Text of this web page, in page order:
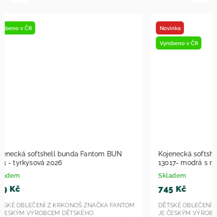
Novinka
Kojenecká softshell bunda Fantom BUN
13017- modrá s reflexním potiskem -
Skladem
745 Kč
DĚTSKÉ OBLEČENÍ Z KRKONOŠ ZNAČKA FANTOM
JE ČESKÝM VÝROBCEM DĚTSKÉHO
13017-
Skladem
745 Kč
DĚTSKÉ
JE